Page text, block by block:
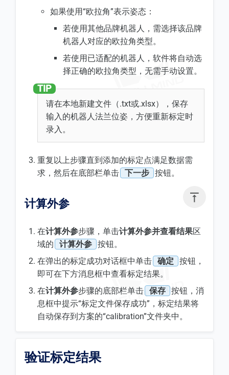

如果使用“欧拉角”表示姿态：
若使用其他品牌机器人，需选择该品牌
机器人对应的欧拉角类型。
若使用已适配的机器人，软件将自动选
择正确的欧拉角类型，无需手动设置。
请在本地新建文件（.txt或.xlsx），保存
输入的机器人法兰位姿，方便重新标定时
录入。
重复以上步骤直到添加的标定点满足数据需
求，然后在底部栏单击 下一步 按钮。
计算外参
在计算外参步骤，单击计算外参并查看结果区
域的
计算外参 按钮。
在弹出的标定成功对话框中单击 确定
按钮，
即可在下方消息框中查看标定结果。
在计算外参步骤的底部栏单击 保存 按钮，消
息框中提示“标定文件保存成功”，标定结果将
自动保存到方案的“calibration”文件夹中。
验证标定结果